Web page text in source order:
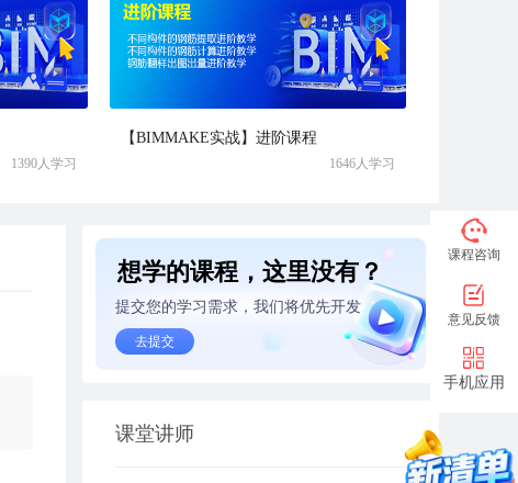
1390人学习
【BIMMAKE实战】进阶课程
1646人学习
想学的课程，这里没有？
提交您的学习需求，我们将优先开发
去提交
课堂讲师
课程咨询
意见反馈
手机应用